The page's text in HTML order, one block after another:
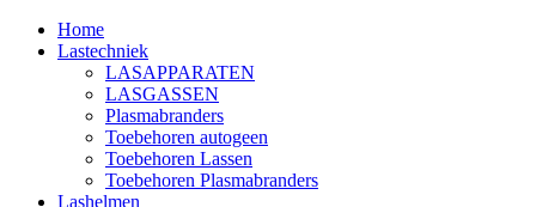
Home
Lastechniek
LASAPPARATEN
LASGASSEN
Plasmabranders
Toebehoren autogeen
Toebehoren Lassen
Toebehoren Plasmabranders
Lashelmen